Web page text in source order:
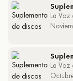
La
La